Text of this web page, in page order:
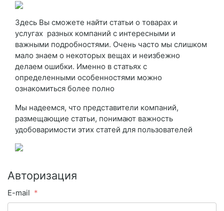
Здесь Вы сможете найти статьи о товарах и
услугах разных компаний с интересными и
важными подробностями. Очень часто мы слишком
мало знаем о некоторых вещах и неизбежно
делаем ошибки. Именно в статьях с
определенными особенностями можно
ознакомиться более полно
Мы надеемся, что представители компаний,
размещающие статьи, понимают важность
удобоваримости этих статей для пользователей
Авторизация
E-mail